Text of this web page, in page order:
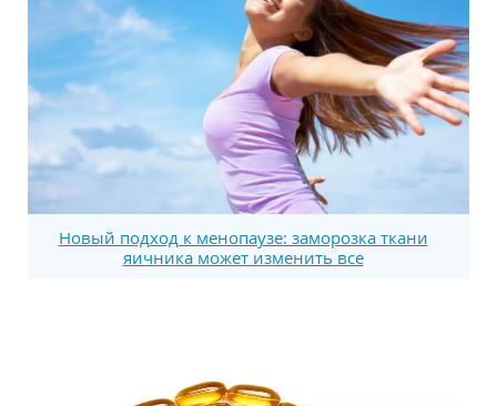
Новый подход к менопаузе: заморозка ткани
яичника может изменить все